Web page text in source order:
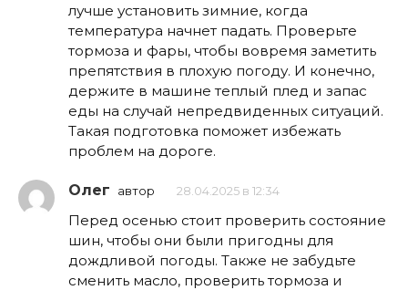
лучше установить зимние, когда
температура начнет падать. Проверьте
тормоза и фары, чтобы вовремя заметить
препятствия в плохую погоду. И конечно,
держите в машине теплый плед и запас
еды на случай непредвиденных ситуаций.
Такая подготовка поможет избежать
проблем на дороге.
Олег автор 28.04.2025 в 12:34
Перед осенью стоит проверить состояние
шин, чтобы они были пригодны для
дождливой погоды. Также не забудьте
сменить масло, проверить тормоза и